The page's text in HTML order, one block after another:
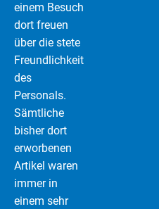
einem Besuch
dort freuen
über die stete
Freundlichkeit
des
Personals.
Sämtliche
bisher dort
erworbenen
Artikel waren
immer in
einem sehr